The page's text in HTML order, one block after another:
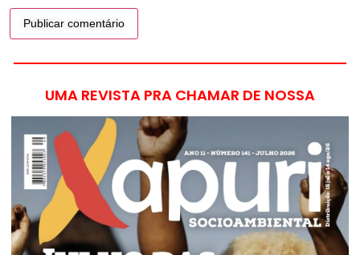
UMA REVISTA PRA CHAMAR DE NOSSA